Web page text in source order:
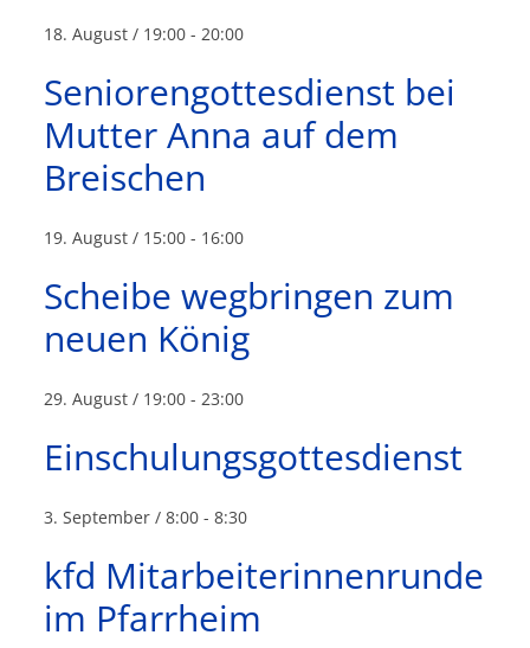
18. August / 19:00 -20:00
Seniorengottesdienst bei
Mutter Anna auf dem
Breischen
19. August / 15:00 - 16:00
Scheibe wegbringen zum
neuen König
29. August / 19:00 -23:00
Einschulungsgottesdienst
3. September / 8:00 -8:30
kfd Mitarbeiterinnenrunde
im Pfarrheim